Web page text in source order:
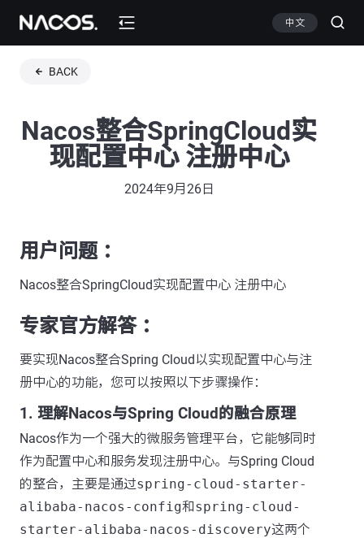
中文
BACK
Nacos整合SpringCloud实
现配置中心 注册中心
2024年9月26日
用户问题 ：
Nacos整合SpringCloud实现配置中心 注册中心
专家官方解答 ：
要实现Nacos整合Spring Cloud以实现配置中心与注
册中心的功能，您可以按照以下步骤操作：
1. 理解Nacos与Spring Cloud的融合原理
Nacos作为一个强大的微服务管理平台，它能够同时
作为配置中心和服务发现注册中心。与Spring Cloud
的整合，主要是通过spring-cloud-starter-
alibaba-nacos-config和spring-cloud-
starter-alibaba-nacos-discovery这两个